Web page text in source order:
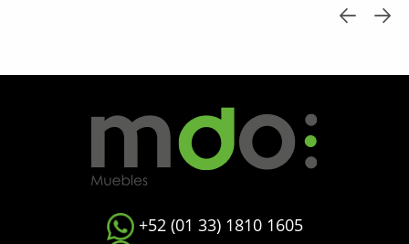
+52 (01 33) 1810 1605